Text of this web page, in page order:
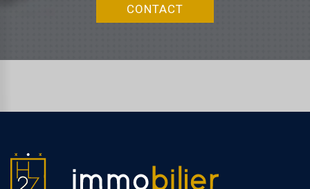
CONTACT